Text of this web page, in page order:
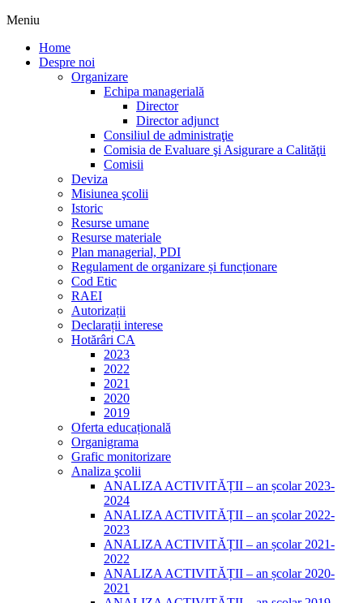
Meniu
Home
Despre noi
Organizare
Echipa managerială
Director
Director adjunct
Consiliul de administraţie
Comisia de Evaluare şi Asigurare a Calităţii
Comisii
Deviza
Misiunea şcolii
Istoric
Resurse umane
Resurse materiale
Plan managerial, PDI
Regulament de organizare și funcționare
Cod Etic
RAEI
Autorizații
Declarații interese
Hotărâri CA
2023
2022
2021
2020
2019
Oferta educațională
Organigrama
Grafic monitorizare
Analiza şcolii
ANALIZA ACTIVITĂȚII – an școlar 2023-
2024
ANALIZA ACTIVITĂȚII – an școlar 2022-
2023
ANALIZA ACTIVITĂȚII – an școlar 2021-
2022
ANALIZA ACTIVITĂȚII – an școlar 2020-
2021